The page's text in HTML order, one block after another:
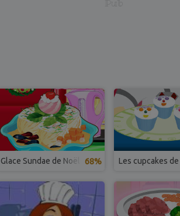
Glace Sundae de Noël 68% Les cupcakes de